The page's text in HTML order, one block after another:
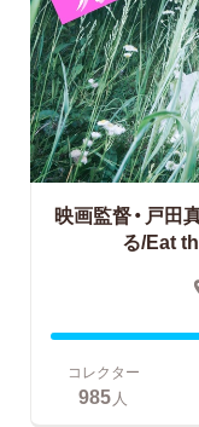
映画監督・戸田
る/Eat
コレクター
985 人